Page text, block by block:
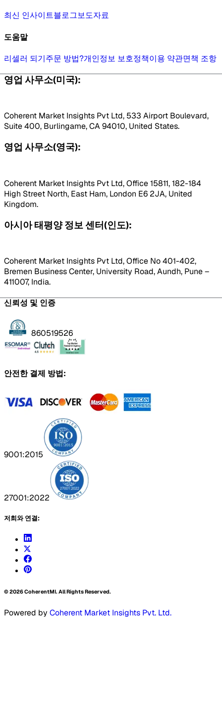
최신 인사이트블로그보도자료
도움말
리셀러 되기주문 방법?개인정보 보호정책이용 약관면책 조항
영업 사무소(미국):
Coherent Market Insights Pvt Ltd, 533 Airport Boulevard,
Suite 400, Burlingame, CA 94010, United States.
영업 사무소(영국):
Coherent Market Insights Pvt Ltd, Office 15811, 182-184
High Street North, East Ham, London E6 2JA, United
Kingdom.
아시아 태평양 정보 센터(인도):
Coherent Market Insights Pvt Ltd, Office No 401-402,
Bremen Business Center, University Road, Aundh, Pune –
411007, India.
신뢰성 및 인증
860519526
안전한 결제 방법:
9001:2015
27001:2022
저희와 연결:
©2026CoherentMI. All Rights Reserved.
Powered by Coherent Market Insights Pvt. Ltd.